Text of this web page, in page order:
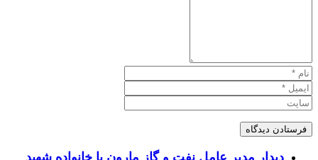
دیدار مدیر عامل نفت و گاز مارون با خانواده شهید